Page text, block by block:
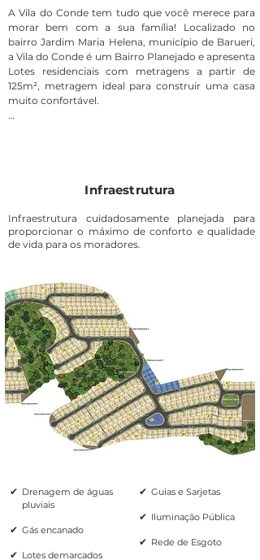
A Vila do Conde tem tudo que você merece para
morar bem com a sua família! Localizado no
bairro Jardim Maria Helena, município de Barueri,
a Vila do Conde é um Bairro Planejado e apresenta
Lotes residenciais com metragens a partir de
125m², metragem ideal para construir uma casa
muito confortável.
moda é morar mais fácil, com tudo perto.
A Vila do Conde é um empreendimento idealizado
pela Construtora Realibrás Urbanismo, uma
empresa que entrega os seus empreendimentos
Viva a sua maneira, escolha o terreno que mais
atenda a sua família, encontre aqui os melhores
terrenos à venda em Barueri, agende uma visita
com nossos especialistas.
Infraestrutura
Infraestrutura cuidadosamente planejada para
proporcionar o máximo de conforto e qualidade
de vida para os moradores.
✔ Drenagem de águas
pluviais
✔ Gás encanado
✔ Lotes demarcados
✔ Guias e Sarjetas
✔ Iluminação Pública
✔ Rede de Esgoto